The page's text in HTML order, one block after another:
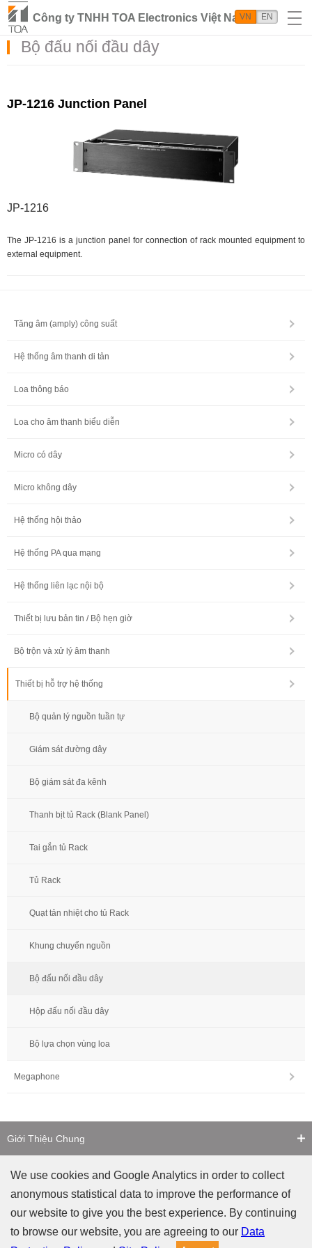
Công ty TNHH TOA Electronics Việt Nam
VN EN
Bộ đấu nối đầu dây
JP-1216 Junction Panel
JP-1216
The JP-1216 is a junction panel for connection of rack mounted equipment to
external equipment.
Tăng âm (amply) công suất
Hệ thống âm thanh di tản
Loa thông báo
Loa cho âm thanh biểu diễn
Micro có dây
Micro không dây
Hệ thống hội thảo
Hệ thống PA qua mạng
Hệ thống liên lạc nội bộ
Thiết bị lưu bản tin / Bộ hẹn giờ
Bộ trộn và xử lý âm thanh
Thiết bị hỗ trợ hệ thống
Bộ quản lý nguồn tuần tự
Giám sát đường dây
Bộ giám sát đa kênh
Thanh bịt tủ Rack (Blank Panel)
Tai gắn tủ Rack
Tủ Rack
Quạt tản nhiệt cho tủ Rack
Khung chuyển nguồn
Bộ đấu nối đầu dây
Hộp đấu nối đầu dây
Bộ lựa chọn vùng loa
Megaphone
Giới Thiệu Chung
Liên Hệ
Cảnh Báo Giả Mạo
Chính sách về Website
We use cookies and Google Analytics in order to collect
anonymous statistical data to improve the performance of
our website to give you the best experience. By continuing
to browse our website, you are agreeing to our Data